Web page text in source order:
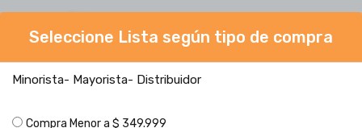
Seleccione una lista de precios
Mate Imperial Madera Algarrobo PERSONALIZADO - MIN 20U
Seleccione Lista según tipo de compra
Minorista- Mayorista- Distribuidor
Compra Menor a $ 349.999